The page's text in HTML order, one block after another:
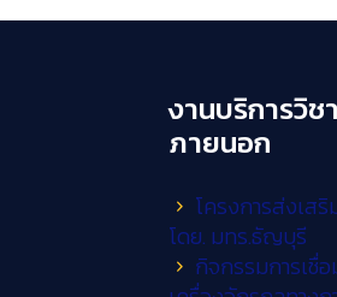
งานบริการวิช
ภายนอก
โครงการส่งเส
โดย. มทร.ธัญบุรี
กิจกรรมการเชื่